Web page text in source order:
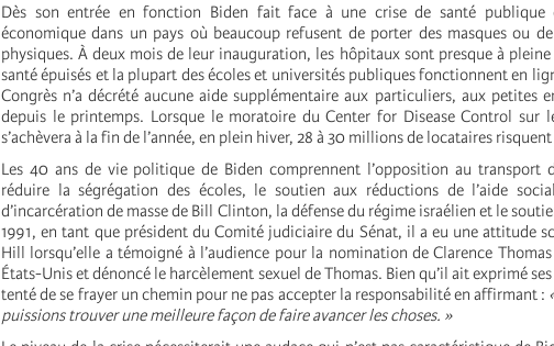
Dès son entrée en fonction Biden fait face à une crise de santé publique
économique dans un pays où beaucoup refusent de porter des masques ou
physiques. À deux mois de leur inauguration, les hôpitaux sont presque à
santé épuisés et la plupart des écoles et universités publiques fonctionnent en
Congrès n’a décrété aucune aide supplémentaire aux particuliers, aux petites
depuis le printemps. Lorsque le moratoire du Center for Disease Control sur
s’achèvera à la fin de l’année, en plein hiver, 28 à 30 millions de locataires
Les 40 ans de vie politique de Biden comprennent l’opposition au transport
réduire la ségrégation des écoles, le soutien aux réductions de l’aide
d’incarcération de masse de Bill Clinton, la défense du régime israélien et le
1991, en tant que président du Comité judiciaire du Sénat, il a eu une attitude
Hill lorsqu’elle a témoigné à l’audience pour la nomination de Clarence
États-Unis et dénoncé le harcèlement sexuel de Thomas. Bien qu’il ait exprimé
tenté de se frayer un chemin pour ne pas accepter la responsabilité en affirmant :
puissions trouver une meilleure façon de faire avancer les choses. »